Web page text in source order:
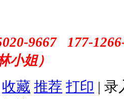
9667 177-
小姐）
收藏 推荐 打印 | 录